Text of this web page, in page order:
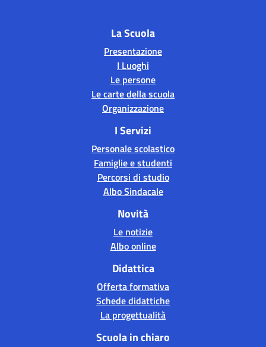
La Scuola
Presentazione
I Luoghi
Le persone
Le carte della scuola
Organizzazione
I Servizi
Personale scolastico
Famiglie e studenti
Percorsi di studio
Albo Sindacale
Novità
Le notizie
Albo online
Didattica
Offerta formativa
Schede didattiche
La progettualità
Scuola in chiaro